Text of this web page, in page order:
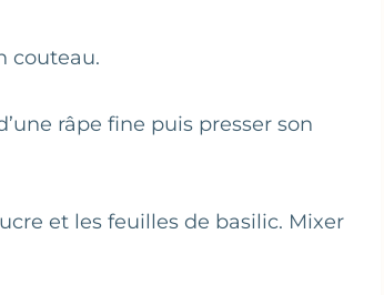
couteau.
râpe fine puis presser son
et les feuilles de basilic. Mixer